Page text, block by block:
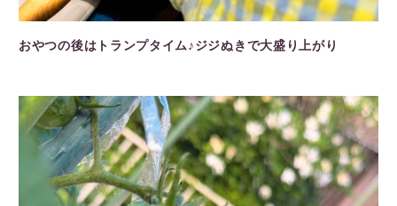
おやつの後はトランプタイム♪ジジぬきで大盛り上がり